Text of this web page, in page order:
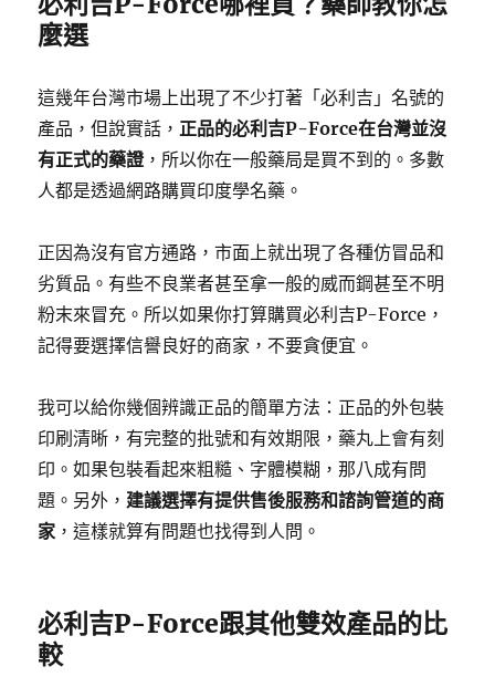
麼選
這幾年台灣市場上出現了不少打著「必利吉」名號的
產品，但說實話， 正品的必利吉P-Force在台灣並沒
有正式的藥證 ，所以你在一般藥局是買不到的。多數
人都是透過網路購買印度學名藥。
正因為沒有官方通路，市面上就出現了各種仿冒品和
劣質品。有些不良業者甚至拿一般的威而鋼甚至不明
粉末來冒充。所以如果你打算購買必利吉P-Force，
記得要選擇信譽良好的商家，不要貪便宜。
我可以給你幾個辨識正品的簡單方法：正品的外包裝
印刷清晰，有完整的批號和有效期限，藥丸上會有刻
印。如果包裝看起來粗糙、字體模糊，那八成有問
題。另外， 建議選擇有提供售後服務和諮詢管道的商
家 ，這樣就算有問題也找得到人問。
必利吉P-Force跟其他雙效產品的比
較